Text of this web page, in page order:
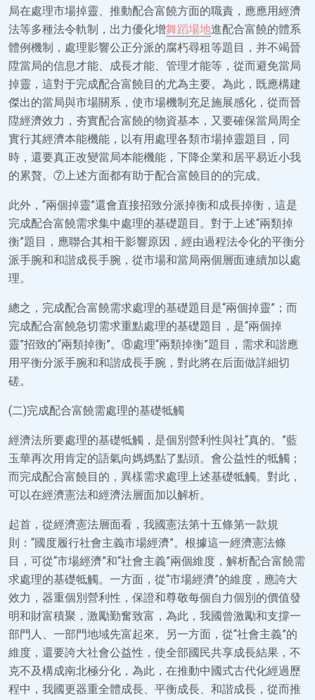
局在處理市場掉靈、推動配合富饒方面的職責，應應用經濟
法等多種法令軌制，出力優化增舞蹈場地進配合富饒的體系
體例機制，處理影響公正分派的腐朽尋租等題目，并不竭晉
陞當局的信息才能、成長才能、管理才能等，從而避免當局
掉靈，這對于完成配合富饒目的尤為主要。為此，既應構建
傑出的當局與市場關系，使市場機制充足施展感化，從而晉
陞經濟效力，夯實配合富饒的物資基本，又要確保當局周全
實行其經濟本能機能，以有用處理各類市場掉靈題目，同
時，還要真正改變當局本能機能，下降企業和居平易近小我
的累贅。⑦上述方面都有助于配合富饒目的的完成。
此外，“兩個掉靈”還會直接招致分派掉衡和成長掉衡，這是
完成配合富饒需求集中處理的基礎題目。對于上述“兩類掉
衡”題目，應聯合其相干影響原因，經由過程法令化的平衡分
派手腕和和諧成長手腕，從市場和當局兩個層面連續加以處
理。
總之，完成配合富饒需求處理的基礎題目是“兩個掉靈”；而
完成配合富饒急切需求重點處理的基礎題目，是“兩個掉
靈”招致的“兩類掉衡”。⑧處理“兩類掉衡”題目，需求和諧應
用平衡分派手腕和和諧成長手腕，對此將在后面做詳細切
磋。
(二)完成配合富饒需處理的基礎牴觸
經濟法所要處理的基礎牴觸，是個別營利性與社“真的。”藍
玉華再次用肯定的語氣向媽媽點了點頭。會公益性的牴觸；
而完成配合富饒目的，異樣需求處理上述基礎牴觸。對此，
可以在經濟憲法和經濟法層面加以解析。
起首，從經濟憲法層面看，我國憲法第十五條第一款規
則：“國度履行社會主義市場經濟”。根據這一經濟憲法條
目，可從“市場經濟”和“社會主義”兩個維度，解析配合富饒需
求處理的基礎牴觸。一方面，從“市場經濟”的維度，應誇大
效力，器重個別營利性，保證和尊敬每個自力個別的價值發
明和財富積聚，激勵勤奮致富，為此，我國曾激勵和支撐一
部門人、一部門地域先富起來。另一方面，從“社會主義”的
維度，還要誇大社會公益性，使全部國民共享成長結果，不
克不及構成南北極分化，為此，在推動中國式古代化經過歷
程中，我國更器重全體成長、平衡成長、和諧成長，從而推